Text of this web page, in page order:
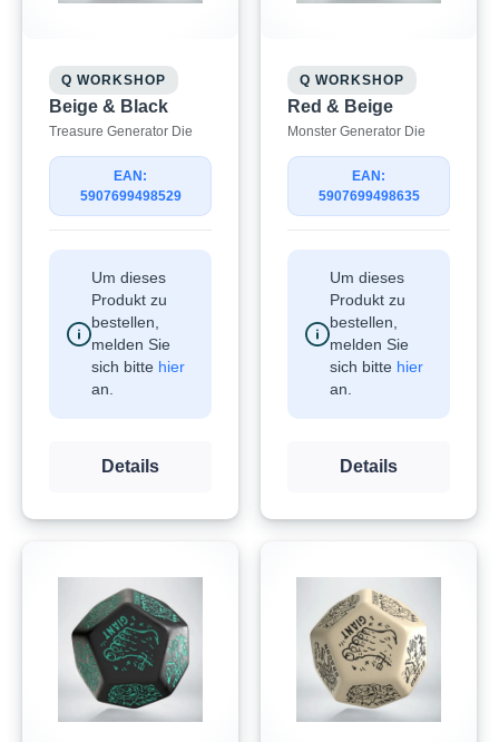
Q WORKSHOP
Beige & Black
Treasure Generator Die
EAN:
5907699498529
Um dieses
Produkt zu
bestellen,
melden Sie
sich bitte hier
an.
Details
Q WORKSHOP
Red & Beige
Monster Generator Die
EAN:
5907699498635
Um dieses
Produkt zu
bestellen,
melden Sie
sich bitte hier
an.
Details